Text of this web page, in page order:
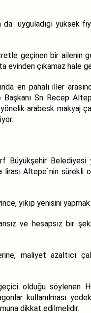
da uyguladığı yüksek
geçinen bir ailenin
evinden çıkamaz hale
en pahalı iller
Başkanı Sn Recep
arabesk makyaj
Büyükşehir
Altepe`nin sürekli
yıkıp yenisini
ve hesapsız bir
maliyet azaltıcı
olduğu söylenen
kullanılması
dikkat edilmelidir.